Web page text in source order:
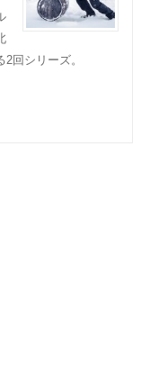
回シリーズ。